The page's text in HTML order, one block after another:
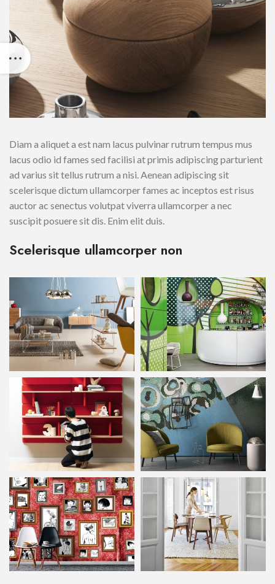
Diam a aliquet a est nam lacus pulvinar rutrum tempus mus
lacus odio id fames sed facilisi at primis adipiscing parturient
ad varius sit tellus rutrum a nisi. Aenean adipiscing sit
scelerisque dictum ullamcorper fames ac inceptos est risus
auctor ac senectus volutpat viverra ullamcorper a nec
suscipit posuere sit dis. Enim elit duis.
Scelerisque ullamcorper non